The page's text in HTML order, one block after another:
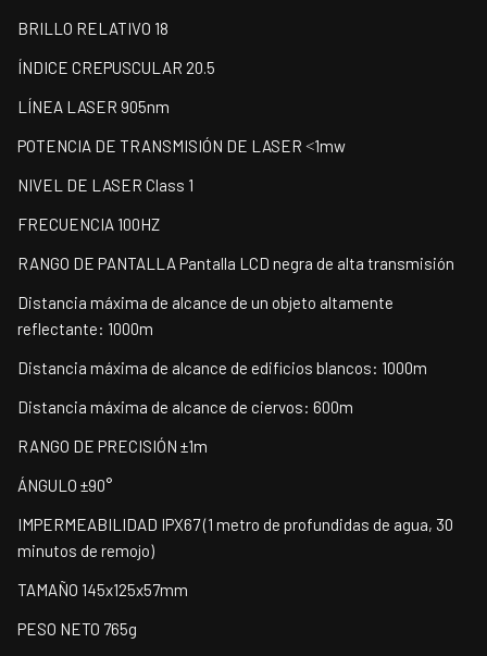
BRILLO RELATIVO 18
ÍNDICE CREPUSCULAR 20.5
LÍNEA LASER 905nm
POTENCIA DE TRANSMISIÓN DE LASER ˂1mw
NIVEL DE LASER Class 1
FRECUENCIA 100HZ
RANGO DE PANTALLA Pantalla LCD negra de alta transmisión
Distancia máxima de alcance de un objeto altamente
reflectante: 1000m
Distancia máxima de alcance de edificios blancos: 1000m
Distancia máxima de alcance de ciervos: 600m
RANGO DE PRECISIÓN ±1m
ÁNGULO ±90°
IMPERMEABILIDAD IPX67 (1 metro de profundidas de agua, 30
minutos de remojo)
TAMAÑO 145x125x57mm
PESO NETO 765g